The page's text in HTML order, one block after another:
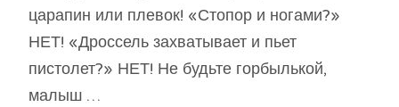
царапин или плевок! «Стопор и ногами?»
НЕТ! «Дроссель захватывает и пьет
пистолет?» НЕТ! Не будьте горбылькой,
малыш …